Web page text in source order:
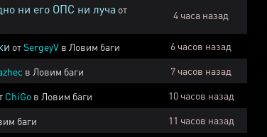
ни его ОПС ни луча от
4 часа назад
отSergeyV в Ловим баги 6 часов назад
в Ловим баги 7 часов назад
ChiGo в Ловим баги 10 часов назад
баги 11 часов назад